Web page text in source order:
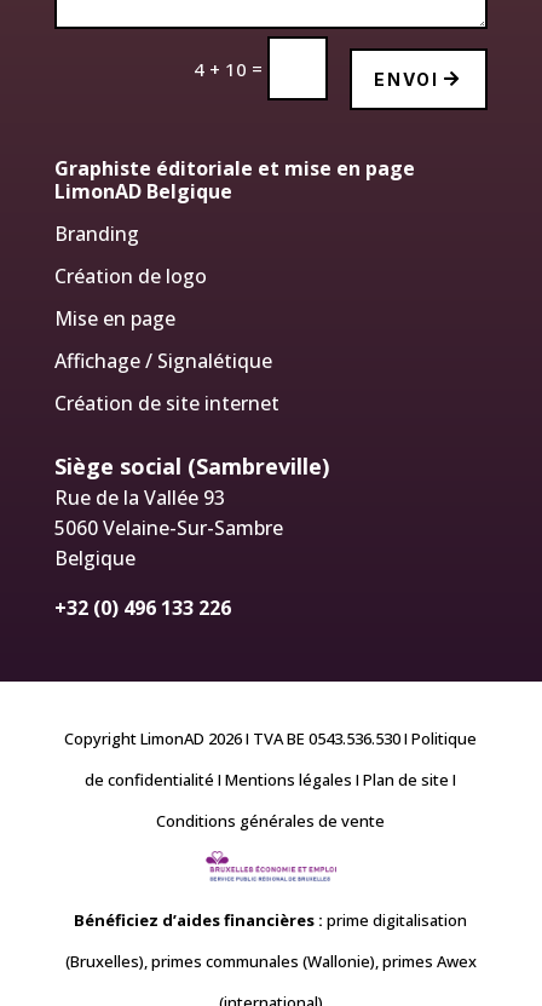
4 + 10 = ENVOI
Graphiste éditoriale et mise en page
LimonAD Belgique
Branding
Création de logo
Mise en page
Affichage / Signalétique
Création de site internet
Siège social (Sambreville)
Rue de la Vallée 93
5060 Velaine-Sur-Sambre
Belgique
+32 (0) 496 133 226
Copyright LimonAD 2026 I TVA BE 0543.536.530I Politique
de confidentialité I Mentions légales I Plan de site I
Conditions générales de vente
Bénéficiez d’aides financières : prime digitalisation
(Bruxelles), primes communales (Wallonie), primes Awex